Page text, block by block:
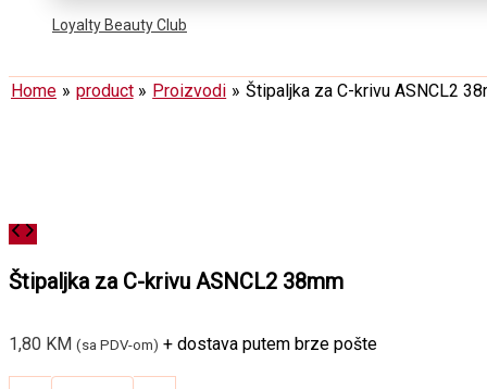
Loyalty Beauty Club
Home product Proizvodi Štipaljka za C-krivu ASNCL2
Štipaljka za C-krivu ASNCL2 38mm
1,80 KM (sa PDV-om) + dostava putem brze pošte